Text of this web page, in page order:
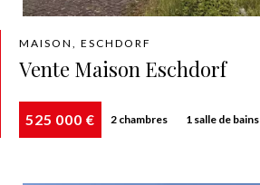
MAISON, ESCHDORF
Vente Maison Eschdorf
525 000 € 2 chambres 1 salle de bains